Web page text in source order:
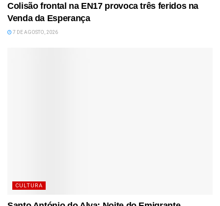
Colisão frontal na EN17 provoca três feridos na
Venda da Esperança
7 DE AGOSTO, 2026
CULTURA